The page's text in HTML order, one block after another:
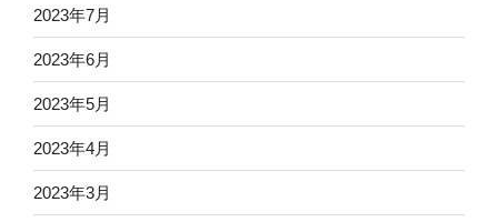
2023年7月
2023年6月
2023年5月
2023年4月
2023年3月